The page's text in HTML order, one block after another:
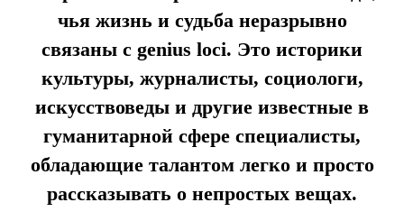
чья жизнь и судьба неразрывно
связаны c genius loci. Это историки
культуры, журналисты, социологи,
искусствоведы и другие известные в
гуманитарной сфере специалисты,
обладающие талантом легко и просто
рассказывать о непростых вещах.